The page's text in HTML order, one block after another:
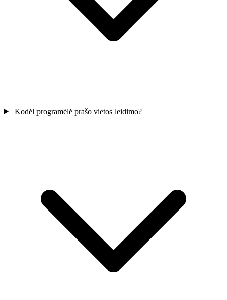
Kodėl programėlė prašo vietos leidimo?